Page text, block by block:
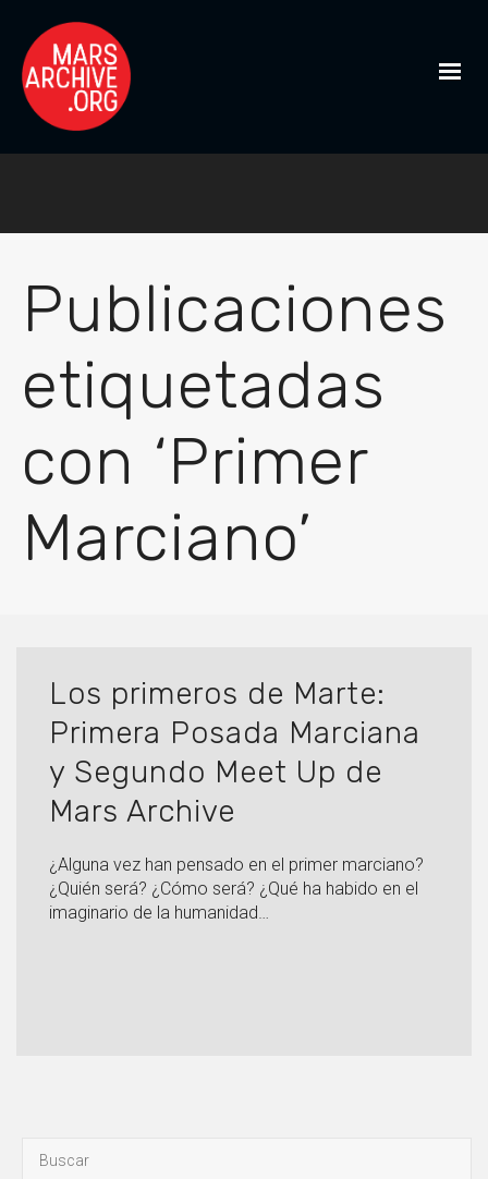
Publicaciones
etiquetadas
con ‘Primer
Marciano’
Los primeros de Marte:
Primera Posada Marciana
y Segundo Meet Up de
Mars Archive
¿Alguna vez han pensado en el primer marciano?
¿Quién será? ¿Cómo será? ¿Qué ha habido en el
imaginario de la humanidad…